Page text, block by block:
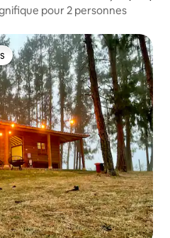
pour 2 personnes
plus appréciés